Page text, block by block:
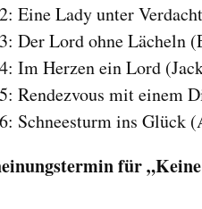
Eine Lady unter
Der Lord ohne Lächeln
Im Herzen ein Lord
Rendezvous mit einem
Schneesturm ins Glück
für